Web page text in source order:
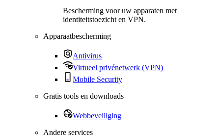
Bescherming voor uw apparaten met
identiteitstoezicht en VPN.
Apparaatbescherming
Antivirus
Virtueel privénetwerk (VPN)
Mobile Security
Gratis tools en downloads
Webbeveiliging
Andere services